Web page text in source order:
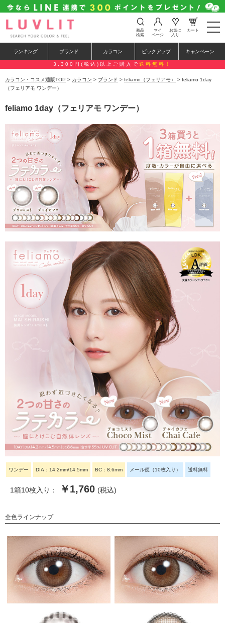
t
o
e
n
商品
検索
マイ
ページ
お気に
入り
カート
ランキング ブランド カラコン ピックアップ キャンペーン
3,300円(税込)以上ご購入で 送料無料！
カラコン・コスメ通販TOP > カラコン > ブランド > feliamo（フェリアモ）
> feliamo 1day
（フェリアモ ワンデー）
feliamo 1day（フェリアモ ワンデー）
ワンデー DIA：14.2mm/14.5mm BC：8.6mm メール便（10枚入り） 送料無料
1箱10枚入り： ￥1,760 (税込)
全色ラインナップ